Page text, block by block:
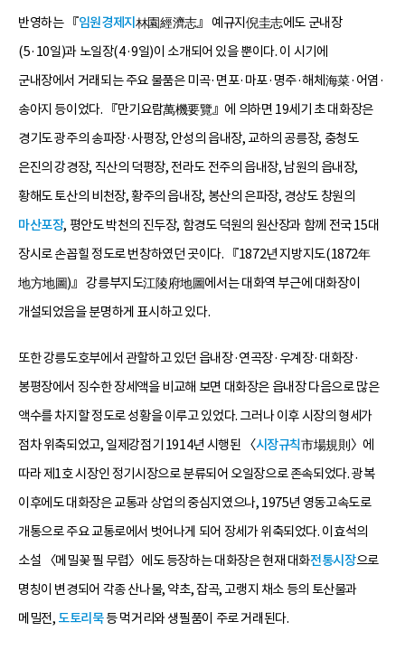
반영하는 『임원경제지 林園經濟志』 예규지倪圭志에도 군내장
(5·10일)과 노일장(4·9일)이 소개되어 있을 뿐이다. 이 시기에
군내장에서 거래되는 주요 물품은 미곡·면포·마포·명주·해체海菜·어염·
송아지 등이었다. 『만기요람萬機要覽』에 의하면 19세기 초 대화장은
경기도 광주의 송파장·사평장, 안성의 읍내장, 교하의 공릉장, 충청도
은진의 강경장, 직산의 덕평장, 전라도 전주의 읍내장, 남원의 읍내장,
황해도 토산의 비천장, 황주의 읍내장, 봉산의 은파장, 경상도 창원의
마산포장, 평안도 박천의 진두장, 함경도 덕원의 원산장과 함께 전국 15대
장시로 손꼽힐 정도로 번창하였던 곳이다. 『1872년 지방지도(1872年
地方地圖)』 강릉부지도江陵府地圖에서는 대화역 부근에 대화장이
개설되었음을 분명하게 표시하고 있다.
또한 강릉도호부에서 관할하고 있던 읍내장·연곡장·우계장·대화장·
봉평장에서 징수한 장세액을 비교해 보면 대화장은 읍내장 다음으로 많은
액수를 차지할 정도로 성황을 이루고 있었다. 그러나 이후 시장의 형세가
점차 위축되었고, 일제강점기 1914년 시행된 〈시장규칙市場規則〉에
따라 제1호 시장인 정기시장으로 분류되어 오일장으로 존속되었다. 광복
이후에도 대화장은 교통과 상업의 중심지였으나, 1975년 영동고속도로
개통으로 주요 교통로에서 벗어나게 되어 장세가 위축되었다. 이효석의
소설 〈메밀꽃 필 무렵〉에도 등장하는 대화장은 현재 대화전통시장으로
명칭이 변경되어 각종 산나물, 약초, 잡곡, 고랭지 채소 등의 토산물과
메밀전, 도토리묵등 먹거리와 생필품이 주로 거래된다.